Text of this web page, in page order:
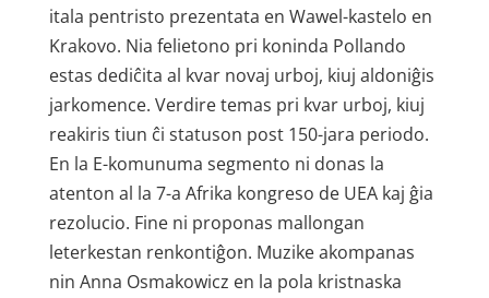
itala pentristo prezentata en Wawel-kastelo en
Krakovo. Nia felietono pri koninda Pollando
estas dediĉita al kvar novaj urboj, kiuj aldoniĝis
jarkomence. Verdire temas pri kvar urboj, kiuj
reakiris tiun ĉi statuson post 150-jara periodo.
En la E-komunuma segmento ni donas la
atenton al la 7-a Afrika kongreso de UEA kaj ĝia
rezolucio. Fine ni proponas mallongan
leterkestan renkontiĝon. Muzike akompanas
nin Anna Osmakowicz en la pola kristnaska